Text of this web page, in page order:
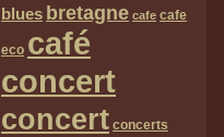
blues bretagne cafe cafe
eco café
concert
concert concerts